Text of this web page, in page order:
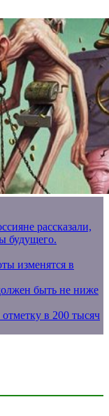
рассказали,
будущего.
изменятся в
быть не ниже
в 200 тысяч